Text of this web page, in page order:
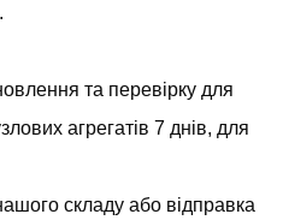
та перевірку для
агрегатів 7 днів, для
складу або відправка